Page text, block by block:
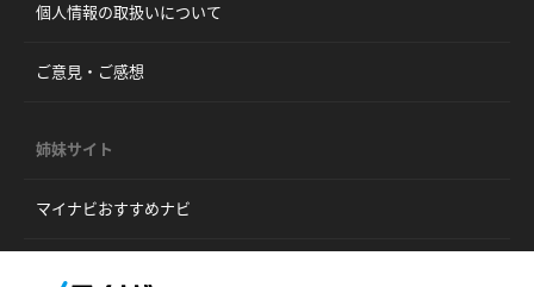
個人情報の取扱いについて
ご意見・ご感想
姉妹サイト
マイナビおすすめナビ